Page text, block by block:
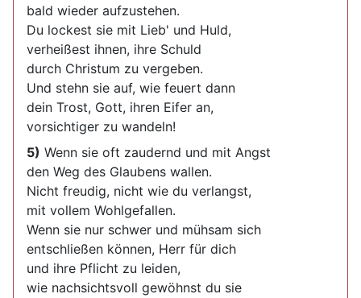
bald wieder aufzustehen.
Du lockest sie mit Lieb' und Huld,
verheißest ihnen, ihre Schuld
durch Christum zu vergeben.
Und stehn sie auf, wie feuert dann
dein Trost, Gott, ihren Eifer an,
vorsichtiger zu wandeln!
5) Wenn sie oft zaudernd und mit Angst
den Weg des Glaubens wallen.
Nicht freudig, nicht wie du verlangst,
mit vollem Wohlgefallen.
Wenn sie nur schwer und mühsam sich
entschließen können, Herr für dich
und ihre Pflicht zu leiden,
wie nachsichtsvoll gewöhnst du sie